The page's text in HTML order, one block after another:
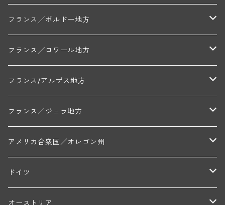
アラン・マティアス(トネロワ)
クロード・デュガ(ジュヴレ・シャンベルタン)
セラファン・ペール・エ・フィス(ジュヴレ・シャンベルタン)
エマニュエル・ルジェ(フラジェ・エシェゾー)
コート・ド・ボーヌ地区
フランソワーズ・ジャニアール(ペルナン・ヴェルジュレス)
マルキ・ダンジェルヴィル(ヴォルネー)
コート・シャロネーズ地区
ロワイエ(コート・デュ・クーショワ)
A&Pド・ヴィレーヌ(ブーズロン)
マコネ地区
マンシア・ポンセ(シャントレ)
ボージョレ地区
フランク・ジュイヤール(ジュリエナ)
ギイ・ブルトン(モルゴン)
ジャン・ルイ・シャーヴ(エルミタージュ)
ジャン・ルイ・シャーヴ・セレクション(エルミタージュ)
南部地区
ル・ヴュー・ドンジョン(シャトーヌフ・デュ・パプ)
シャトー・ライヤ(シャトーヌフ・デュ・パプ)
コトー・デュ・ラングドック地区
ド・ロルチュ(ヴァルフローネ)
ヴァン・ド・ペイ・ド・レロー
ムーラン・ド・ガサック
フランス╱ボルドー地方
アントル・ドゥー・メール地区
シャトー・レストリーユ
メドック地区
シャトー・ル・タンプル
フランス╱ロワール地方
ペイ・ナンテ地区
デ・オー・ペミオン(ムスカデ)
サントル・ニヴェルネ地区
ディディエ・ダグノー(プイィ・フュメ)
レジス・ミネ(プイィ・フュメ)
トゥーレーヌ地区
ド・ラ・ノブレ(シノン)
フランス/アルザス地方
ロリー・ガスマン
フランス／ジュラ地方
アルボワ
ペリカン
アメリカ合衆国／オレゴン州
ウィラメット・ヴァレー
ニコラ・ジェイ
ドイツ
ラインガウ
オーストリア